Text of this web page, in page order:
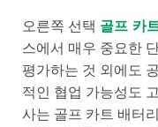
오른쪽 선택 골프 카
스에서 매우 중요한
평가하는 것 외에도
적인 협업 가능성도
사는 골프 카트 배터